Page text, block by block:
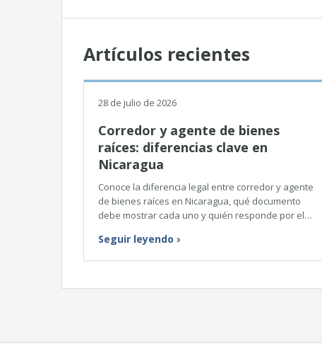
Artículos recientes
28 de julio de 2026
Corredor y agente de bienes
raíces: diferencias clave en
Nicaragua
Conoce la diferencia legal entre corredor y agente
de bienes raíces en Nicaragua, qué documento
debe mostrar cada uno y quién responde por el…
Seguir leyendo ›